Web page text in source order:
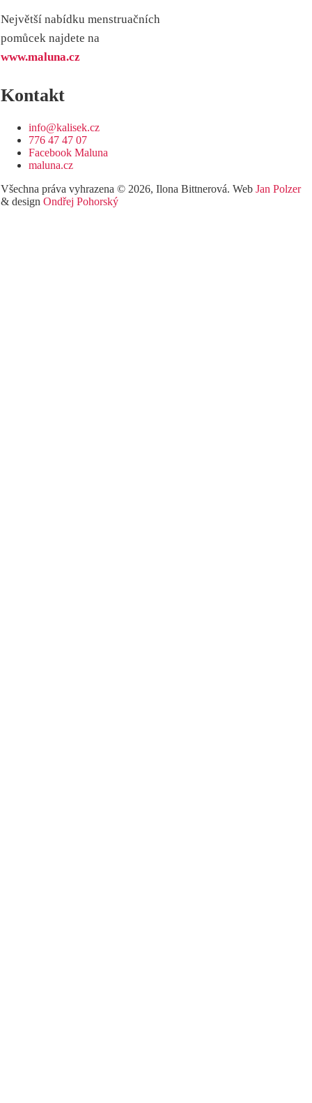
Největší nabídku menstruačních
pomůcek najdete na
www.maluna.cz
Kontakt
info@kalisek.cz
776 47 47 07
Facebook Maluna
maluna.cz
Všechna práva vyhrazena © 2026, Ilona Bittnerová. Web Jan Polzer
& design Ondřej Pohorský